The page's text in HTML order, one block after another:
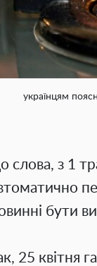
українцям
слова, з 1
бути
25 квітня